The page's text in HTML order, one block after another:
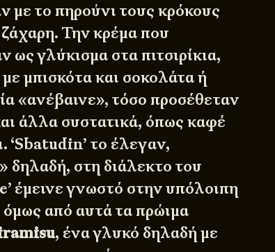
με το πηρούνι τους κρόκους
Την κρέμα που
ως γλύκισμα στα πιτσιρίκια,
μπισκότα και σοκολάτα ή
«ανέβαινε», τόσο προσέθεταν
άλλα συστατικά, όπως καφέ
‘Sbatudin’ το έλεγαν,
στη διάλεκτο του
έμεινε γνωστό στην υπόλοιπη
από αυτά τα πρώιμα
, ένα γλυκό δηλαδή με